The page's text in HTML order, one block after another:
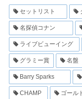
セットリスト
名探偵コナン
ライブビューイング
グラミー賞 名盤
Barry Sparks
CHAMP ゴール